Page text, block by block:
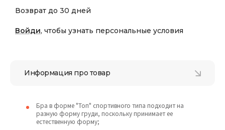
Возврат до 30 дней
Войди, чтобы узнать персональные условия
Информация про товар
Бра в форме "Топ" спортивного типа подходит на
разную форму груди, поскольку принимает ее
естественную форму;